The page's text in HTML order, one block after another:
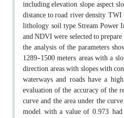
including elevation, slope, aspect,
distance to road, river density,
lithology, soil type, Stream Power
and NDVI were selected to
the analysis of the parameters
1289-1500 meters, areas with a
direction, areas with slopes with
waterways and roads have a
evaluation of the accuracy of the
curve and the area under the
model, with a value of 0.973,